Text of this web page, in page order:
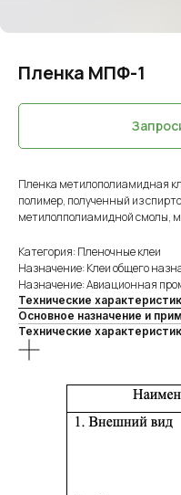
Пленка МПФ-1
Пленка метилополиамидная
полимер, полученный из
метилолполиамидной смолы,
Категория: Пленочные клеи
Назначение: Клеи общего
Назначение: Авиационная
Технические
Основное назначение и
Технические